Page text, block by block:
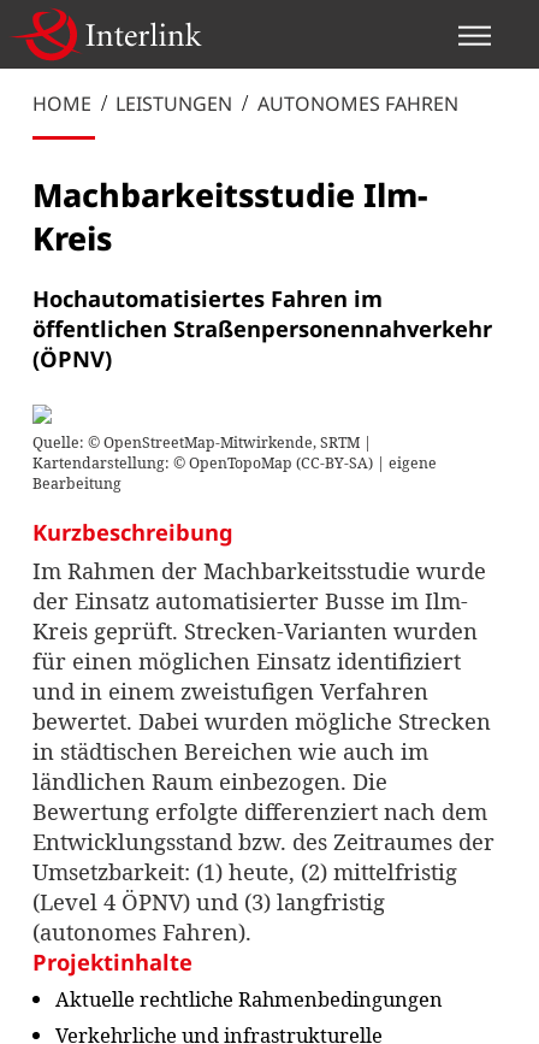
HOME LEISTUNGEN AUTONOMES FAHREN
Machbarkeitsstudie Ilm-
Kreis
Hochautomatisiertes Fahren im
öffentlichen Straßenpersonennahverkehr
(ÖPNV)
Quelle: © OpenStreetMap-Mitwirkende, SRTM |
Kartendarstellung: © OpenTopoMap (CC-BY-SA) | eigene
Bearbeitung
Kurzbeschreibung
Im Rahmen der Machbarkeitsstudie wurde
der Einsatz automatisierter Busse im Ilm-
Kreis geprüft. Strecken-Varianten wurden
für einen möglichen Einsatz identifiziert
und in einem zweistufigen Verfahren
bewertet. Dabei wurden mögliche Strecken
in städtischen Bereichen wie auch im
ländlichen Raum einbezogen. Die
Bewertung erfolgte differenziert nach dem
Entwicklungsstand bzw. des Zeitraumes der
Umsetzbarkeit: (1) heute, (2) mittelfristig
(Level 4 ÖPNV) und (3) langfristig
(autonomes Fahren).
Projektinhalte
Aktuelle rechtliche Rahmenbedingungen
Verkehrliche und infrastrukturelle